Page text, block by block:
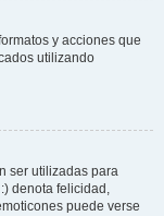
y acciones que
utilizando
ser utilizadas para
denota felicidad,
puede verse